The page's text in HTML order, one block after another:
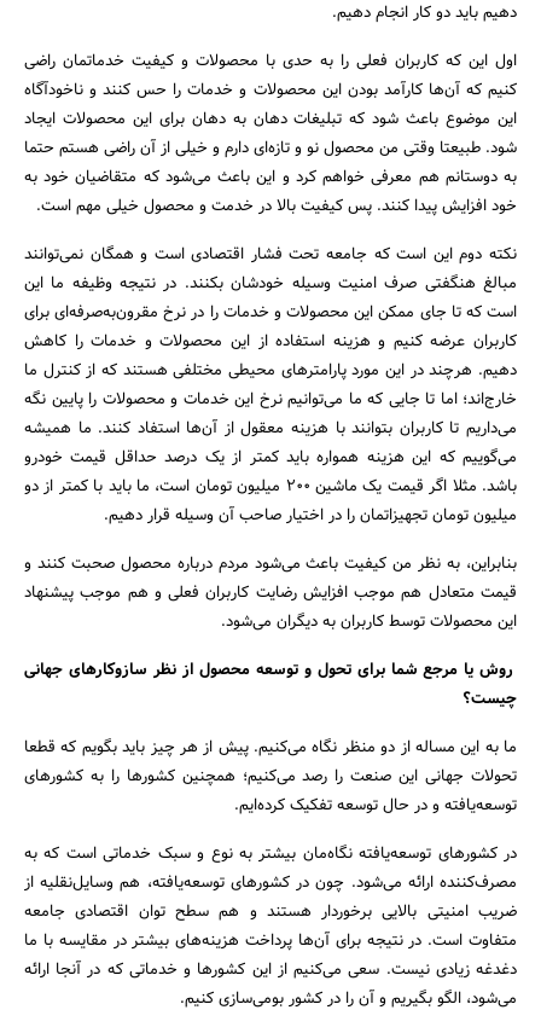
دهیم باید دو کار انجام دهیم.
اول این که کاربران فعلی را به حدی با محصولات و کیفیت خدماتمان راضی
کنیم که آن‌ها کارآمد بودن این محصولات و خدمات را حس کنند و ناخودآگاه
این موضوع باعث شود که تبلیغات دهان به دهان برای این محصولات ایجاد
شود. طبیعتا وقتی من محصول نو و تازه‌ای دارم و خیلی از آن راضی هستم حتما
به دوستانم هم معرفی خواهم کرد و این باعث می‌شود که متقاضیان خود به
خود افزایش پیدا کنند. پس کیفیت بالا در خدمت و محصول خیلی مهم است.
نکته دوم این است که جامعه تحت فشار اقتصادی است و همگان نمی‌توانند
مبالغ هنگفتی صرف امنیت وسیله خودشان بکنند. در نتیجه وظیفه ما این
است که تا جای ممکن این محصولات و خدمات را در نرخ مقرون‌به‌صرفه‌ای برای
کاربران عرضه کنیم و هزینه استفاده از این محصولات و خدمات را کاهش
دهیم. هرچند در این مورد پارامترهای محیطی مختلفی هستند که از کنترل ما
خارج‌اند؛ اما تا جایی که ما می‌توانیم نرخ این خدمات و محصولات را پایین نگه
می‌داریم تا کاربران بتوانند با هزینه معقول از آن‌ها استفاد کنند. ما همیشه
می‌گوییم که این هزینه همواره باید کمتر از یک درصد حداقل قیمت خودرو
باشد. مثلا اگر قیمت یک ماشین 200 میلیون تومان است، ما باید با کمتر از دو
میلیون تومان تجهیزاتمان را در اختیار صاحب آن وسیله قرار دهیم.
بنابراین، به نظر من کیفیت باعث می‌شود مردم درباره محصول صحبت کنند و
قیمت متعادل هم موجب افزایش رضایت کاربران فعلی و هم موجب پیشنهاد
این محصولات توسط کاربران به دیگران می‌شود.
روش یا مرجع شما برای تحول و توسعه محصول از نظر سازوکارهای جهانی
چیست؟‌
ما به این مساله از دو منظر نگاه می‌کنیم. پیش از هر چیز باید بگویم که قطعا
تحولات جهانی این صنعت را رصد می‌کنیم؛ همچنین کشورها را به کشورهای
توسعه‌یافته و در حال توسعه تفکیک کرده‌ایم.
در کشورهای توسعه‌یافته نگاه‌مان بیشتر به نوع و سبک خدماتی است که به
مصرف‌کننده ارائه می‌شود. چون در کشورهای توسعه‌یافته، هم وسایل‌نقلیه از
ضریب امنیتی بالایی برخوردار هستند و هم سطح توان اقتصادی جامعه
متفاوت است. در نتیجه برای آن‌ها پرداخت هزینه‌های بیشتر در مقایسه با ما
دغدغه زیادی نیست. سعی می‌کنیم از این کشورها و خدماتی که در آنجا ارائه
می‌شود، الگو بگیریم و آن را در کشور بومی‌سازی کنیم.